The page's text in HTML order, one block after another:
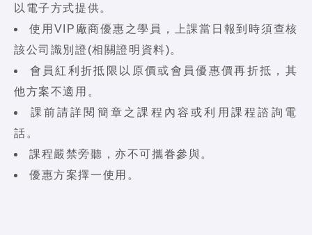
以電子方式提供。
使用VIP廠商優惠之學員，上課當日報到時須查核
該公司識別證(相關證明資料)。
會員紅利折抵限以原價或會員優惠價再折抵，其
他方案不適用。
課前請詳閱簡章之課程內容或利用課程諮詢電
話。
課程嚴禁旁聽，亦不可攜眷參與。
優惠方案擇一使用。